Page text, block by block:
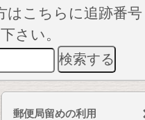
はこちらに追跡番号
さい。
郵便局留めの利用